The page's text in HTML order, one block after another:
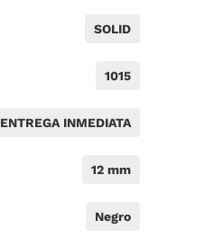
SOLID
1015
ENTREGA INMEDIATA
12 mm
Negro